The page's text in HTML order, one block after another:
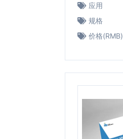
应用
规格
价格(RMB)